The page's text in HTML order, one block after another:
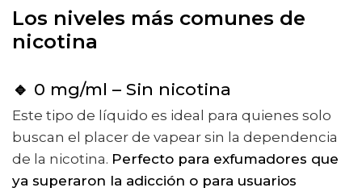
Los niveles más comunes de
nicotina
🔹 0 mg/ml – Sin nicotina
Este tipo de líquido es ideal para quienes solo
buscan el placer de vapear sin la dependencia
de la nicotina. Perfecto para exfumadores que
ya superaron la adicción o para usuarios